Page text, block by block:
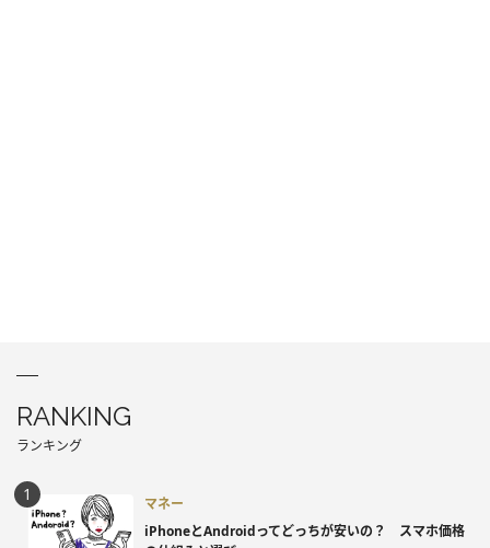
RANKING
ランキング
マネー
iPhoneとAndroidってどっちが安いの？ スマホ価格